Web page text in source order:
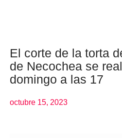
El corte de la torta
de Necochea se
domingo a las 17
octubre 15, 2023